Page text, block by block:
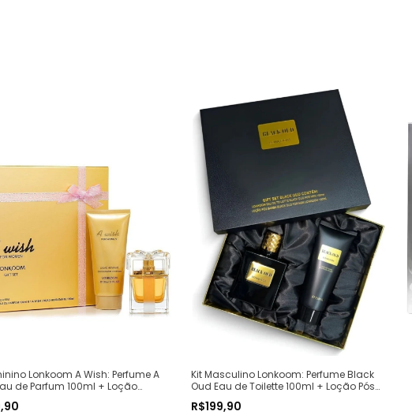
Lonkoom A Wish: Perfume A
de Parfum 100ml + Loção
Kit Masculino Lonkoom: Perfume Black
Oud Eau de Toilette 100ml + Loção Pós
R$199,90